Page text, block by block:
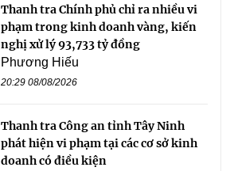
Thanh tra Chính phủ chỉ ra nhiều vi
phạm trong kinh doanh vàng, kiến
nghị xử lý 93,733 tỷ đồng
Phương Hiếu
20:29 08/08/2026
Thanh tra Công an tỉnh Tây Ninh
phát hiện vi phạm tại các cơ sở kinh
doanh có điều kiện